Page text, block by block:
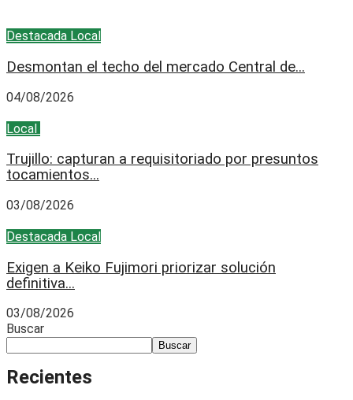
Destacada Local
Desmontan el techo del mercado Central de...
04/08/2026
Local
Trujillo: capturan a requisitoriado por presuntos
tocamientos...
03/08/2026
Destacada Local
Exigen a Keiko Fujimori priorizar solución
definitiva...
03/08/2026
Buscar
Buscar
Recientes